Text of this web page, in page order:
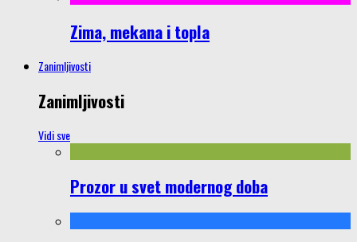
Zima, mekana i topla
Zanimljivosti
Zanimljivosti
Vidi sve
Prozor u svet modernog doba